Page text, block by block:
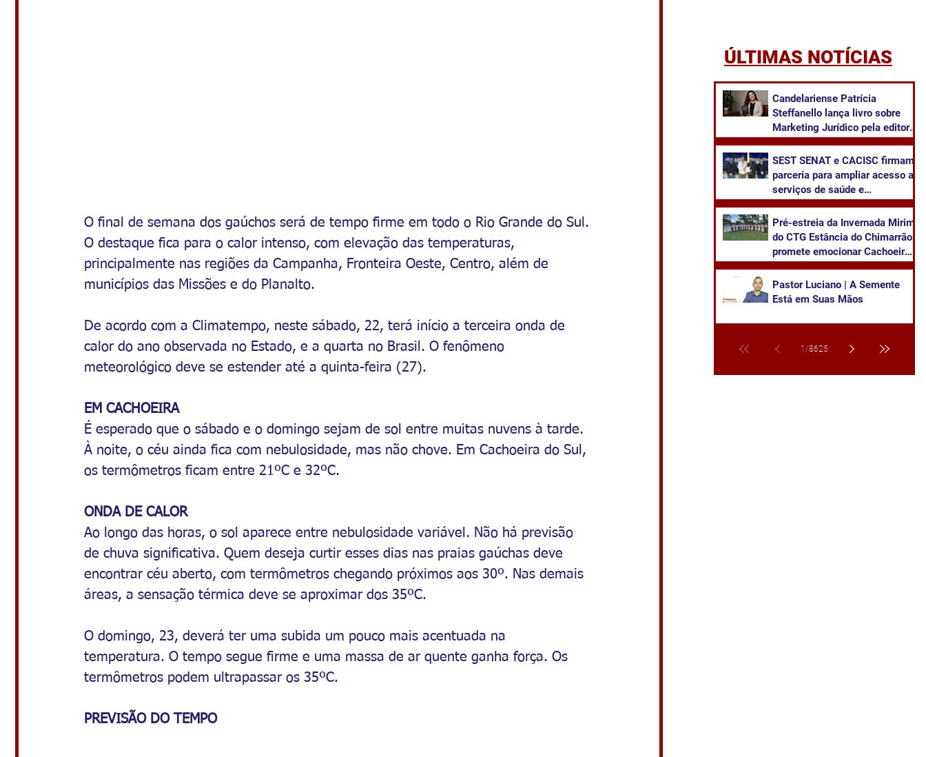
O final de semana dos gaúchos será de tempo firme em todo o Rio Grande do Sul.
O destaque fica para o calor intenso, com elevação das temperaturas,
principalmente nas regiões da Campanha, Fronteira Oeste, Centro, além de
municípios das Missões e do Planalto.
De acordo com a Climatempo, neste sábado, 22, terá início a terceira onda de
calor do ano observada no Estado, e a quarta no Brasil. O fenômeno
meteorológico deve se estender até a quinta-feira (27).
EM CACHOEIRA
É esperado que o sábado e o domingo sejam de sol entre muitas nuvens à tarde.
À noite, o céu ainda fica com nebulosidade, mas não chove. Em Cachoeira do Sul,
os termômetros ficam entre 21ºC e 32ºC.
ONDA DE CALOR
Ao longo das horas, o sol aparece entre nebulosidade variável. Não há previsão
de chuva significativa. Quem deseja curtir esses dias nas praias gaúchas deve
encontrar céu aberto, com termômetros chegando próximos aos 30º. Nas demais
áreas, a sensação térmica deve se aproximar dos 35ºC.
O domingo, 23, deverá ter uma subida um pouco mais acentuada na
temperatura. O tempo segue firme e uma massa de ar quente ganha força. Os
termômetros podem ultrapassar os 35ºC.
PREVISÃO DO TEMPO
ÚLTIMAS NOTÍCIAS
Candelariense Patrícia
Steffanello lança livro sobre
Marketing Jurídico pela editora
SEST SENAT e CACISC firmam
parceria para ampliar acesso a
serviços de saúde e
Pré-estreia da Invernada Mirim
do CTG Estância do Chimarrão
promete emocionar Cachoeira
Pastor Luciano | A Semente
Está em Suas Mãos
1 /8625